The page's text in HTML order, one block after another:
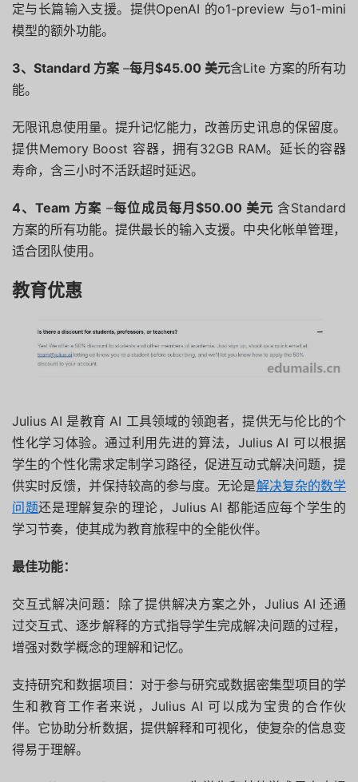
定与长篇输入支援。 提供OpenAI 的o1-preview 与o1-mini
模型的额外功能。
3、Standard 方案 –每月$45.00 美元含Lite 方案的所有功
能。
无限讯息使用量。 提升记忆能力，改善历史讯息的保留度。
提供Memory Boost 容器，拥有32GB RAM。 延长的容器
寿命，含三小时不活跃超时延迟。
4、Team 方案 –每位成员每月$50.00 美元 含Standard
方案的所有功能。 提供最长的输入支援。 中央化帐单管理，
适合团队使用。
教育优惠
Julius AI 是教育 AI 工具领域的领跑者，提供无与伦比的个
性化学习体验。通过利用先进的算法，Julius AI 可以根据
学生的个性化需求定制学习路径，促进互动式解决问题，提
供实时反馈，并保持较高的参与度。无论是解决复杂的数学
问题还是理解复杂的理论，Julius AI 都能适应每个学生的
学习节奏，使其成为教育旅程中的全能伙伴。
最佳功能：
交互式解决问题：除了提供解决方案之外，Julius AI 还通
过交互式、逐步解释的方式指导学生完成解决问题的过程，
增强对数学概念的理解和记忆。
支持研究和数据项目：对于参与研究或数据密集型项目的学
生和教育工作者来说，Julius AI 可以成为宝贵的合作伙
伴。它协助分析数据，提供解释和可视化，使复杂的信息变
得易于理解。